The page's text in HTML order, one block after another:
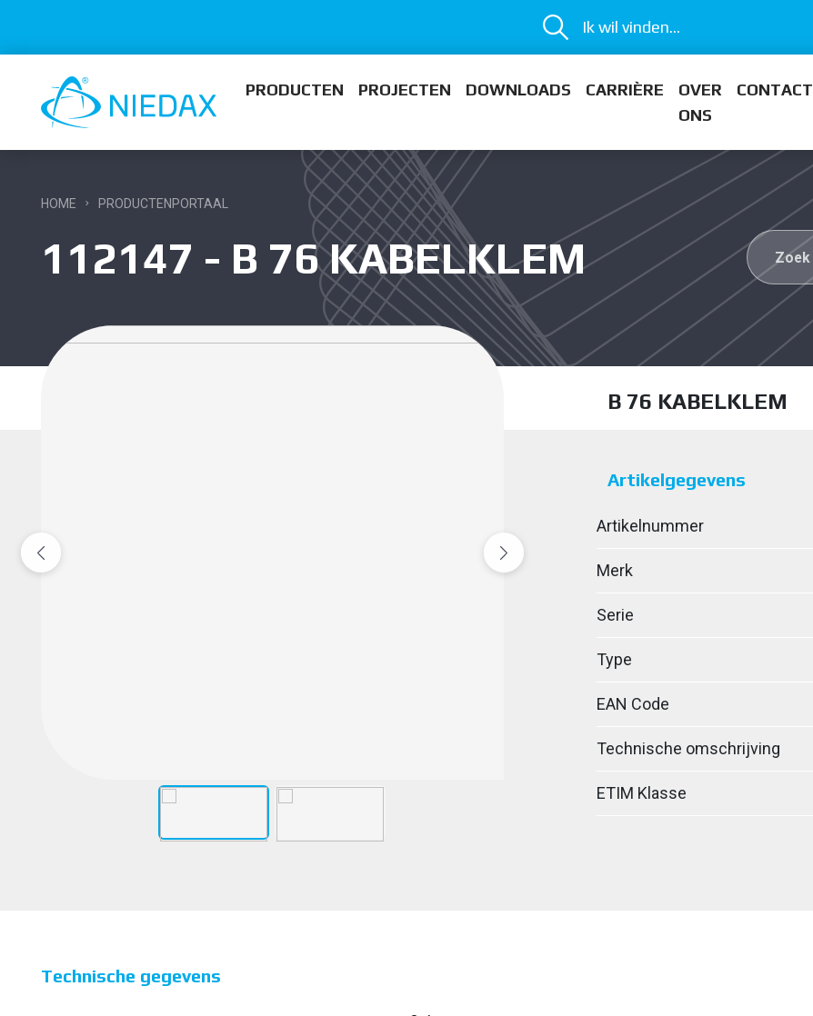
Ik wil vinden...
PRODUCTEN PROJECTEN DOWNLOADS CARRIÈRE
OVER
ONS
CONTACT
HOME PRODUCTENPORTAAL
112147 - B 76 KABELKLEM
B 76 KABELKLEM
Artikelgegevens
Artikelnummer
Merk
Serie
Type
EAN Code
Technische omschrijving
ETIM Klasse
Technische gegevens